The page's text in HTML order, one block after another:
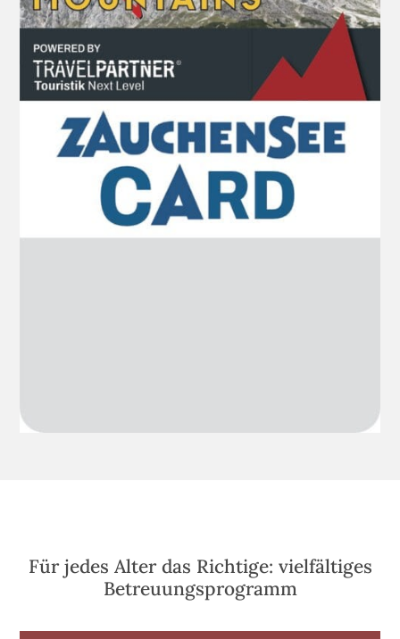
Für jedes Alter das Richtige: vielfältiges
Betreuungsprogramm